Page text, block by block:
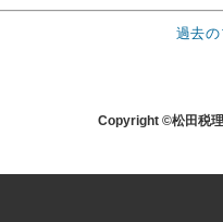
過去
Copyright ©松田税